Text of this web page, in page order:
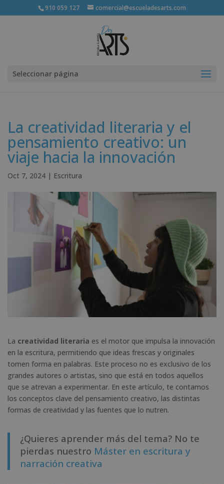
910 059 127 comercial@escueladesarts.com
Seleccionar página
La creatividad literaria y el
pensamiento creativo: un
viaje hacia la innovación
Oct 7, 2024 | Escritura
La creatividad literaria es el motor que impulsa la innovación
en la escritura, permitiendo que ideas frescas y originales
tomen forma en palabras. Este proceso no es exclusivo de los
grandes autores o artistas, sino que está en todos aquellos
que se atrevan a experimentar. En este artículo, te contamos
los conceptos clave del pensamiento creativo, las distintas
formas de creatividad y las fuentes que lo nutren.
¿Quieres aprender más del tema? No te
pierdas nuestro Máster en escritura y
narración creativa